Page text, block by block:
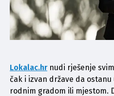
Lokalac.hr nudi rješenje
čak i izvan države da
rodnim gradom ili mjestom.